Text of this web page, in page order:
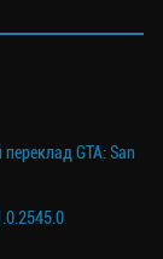
GTA: San